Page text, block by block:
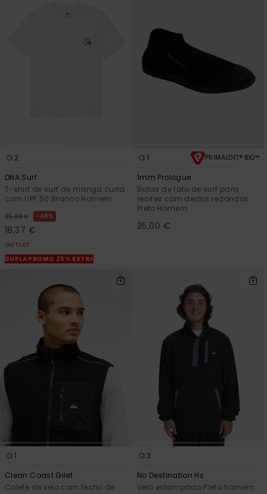
2
DNA Surf
T-shirt de surf de manga curta
com UPF 50 Branco Homem
35,00 € 48%
18,37 €
OUTLET
DUPLA PROMO 25% EXTRA
1 PRIMALOFT® BIO™
1mm Prologue
Botas de fato de surf para
recifes com dedos redondos
Preto Homem
35,00 €
1
Clean Coast Gilet
Colete de velo com fecho de
3
No Destination Hs
Velo estampado Preto homem